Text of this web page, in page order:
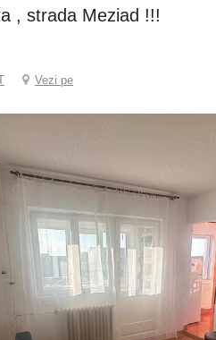
, strada Meziad !!!
Vezi pe